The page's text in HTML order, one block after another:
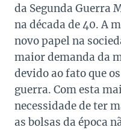
da Segunda Guerra
na década de 40. A
novo papel na
maior demanda da
devido ao fato que
guerra. Com esta
necessidade de ter
as bolsas da época